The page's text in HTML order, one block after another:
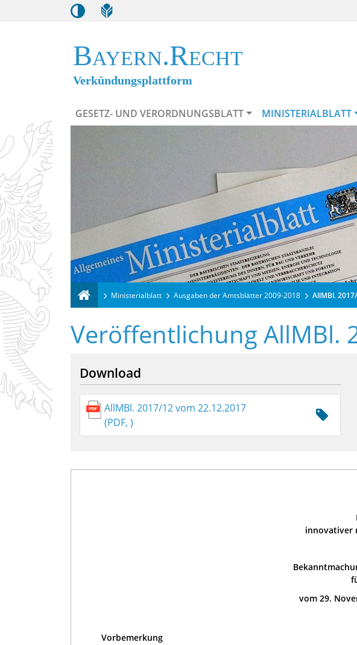
Bayern.Recht
Verkündungsplattform
GESETZ- UND VERORDNUNGSBLATT MINISTERIALBLATT
Ministerialblatt Ausgaben der Amtsblätter 2009-2018 AllMBl.
Veröffentlichung AllMBl.
Download
AllMBl. 2017/12 vom 22.12.2017
(PDF, )
innovativer
vom 29.
Vorbemerkung